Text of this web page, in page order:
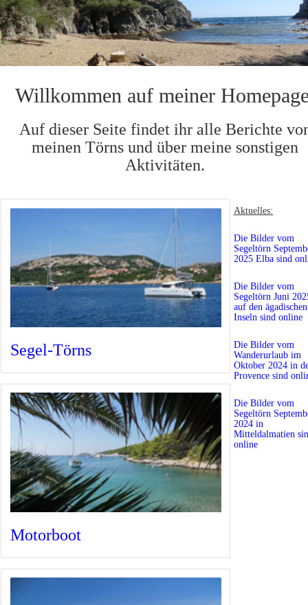
Willkommen auf meiner
Auf dieser Seite findet ihr alle Berichte
meinen Törns und über meine sonstigen
Aktivitäten.
Segel-Törns
Motorboot
Aktuelles:
Die Bilder vom
Segeltörn
2025 Elba sind
Die Bilder vom
Segeltörn Juni
auf den ägadischen
Inseln sind online
Die Bilder vom
Wanderurlaub im
Oktober 2024 in
Provence sind
Die Bilder vom
Segeltörn
2024 in
Mitteldalmatien
online